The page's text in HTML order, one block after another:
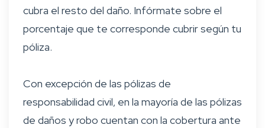
cubra el resto del daño. Infórmate sobre el
porcentaje que te corresponde cubrir según tu
póliza.
Con excepción de las pólizas de
responsabilidad civil, en la mayoría de las pólizas
de daños y robo cuentan con la cobertura ante